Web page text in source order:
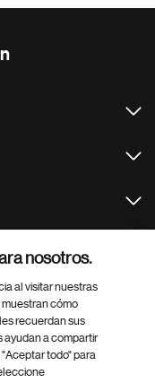
nosotros.
al visitar nuestras
muestran cómo
recuerdan sus
ayudan a compartir
todo" para